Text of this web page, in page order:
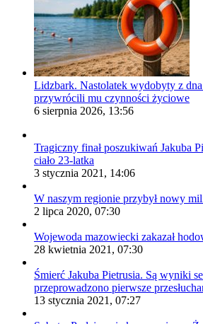
Lidzbark. Nastolatek wydobyty z
przywrócili mu czynności życiowe
6 sierpnia 2026, 13:56
Tragiczny finał poszukiwań Jakuba
ciało 23-latka
3 stycznia 2021, 14:06
W naszym regionie przybył nowy
2 lipca 2020, 07:30
Wojewoda mazowiecki zakazał
28 kwietnia 2021, 07:30
Śmierć Jakuba Pietrusia. Są wyniki
przeprowadzono pierwsze
13 stycznia 2021, 07:27